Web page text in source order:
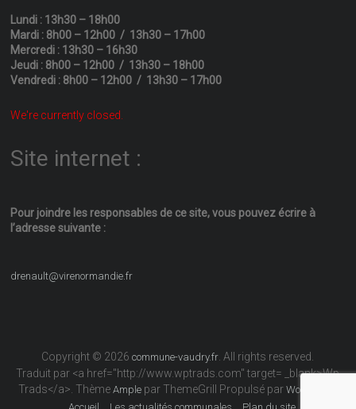
Lundi : 13h30 – 18h00
Mardi : 8h00 – 12h00 / 13h30 – 17h00
Mercredi : 13h30 – 16h30
Jeudi : 8h00 – 12h00 / 13h30 – 18h00
Vendredi : 8h00 – 12h00 / 13h30 – 17h00
We're currently closed.
Site internet :
Pour joindre les responsables de ce site, vous pouvez écrire à
l’adresse suivante :
drenault@virenormandie.fr
Copyright © 2026commune-vaudry.fr . All rights reserved.
Traduit par <a href="http://www.wptrads.com" target= _blank>Wp
Trads</a>. ThèmeAmple par ThemeGrill Propulsé parWordPress